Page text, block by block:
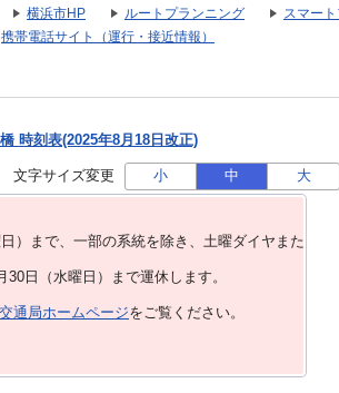
横浜市HP ルートプランニング
スマー
携帯電話サイト（運行・接近情報）
時刻表(2025年8月18日改正)
文字サイズ変更 小 中 大
）まで、⼀部の系統を除き、⼟曜ダイヤまた
日（水曜日）まで運休します。
交通局ホームページをご覧ください。